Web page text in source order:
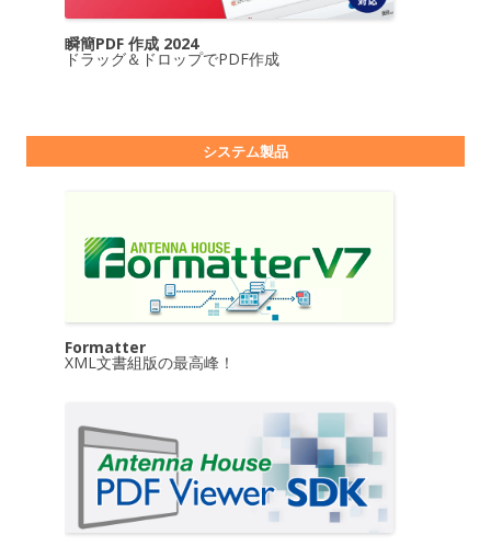
瞬簡PDF 作成 2024
ドラッグ＆ドロップでPDF作成
システム製品
Formatter
XML文書組版の最高峰！